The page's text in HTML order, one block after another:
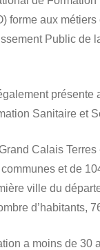
forme aux
Public de
présente
Sanitaire et
Calais Terres
et de
ville du
d’habitants,
a moins de 30